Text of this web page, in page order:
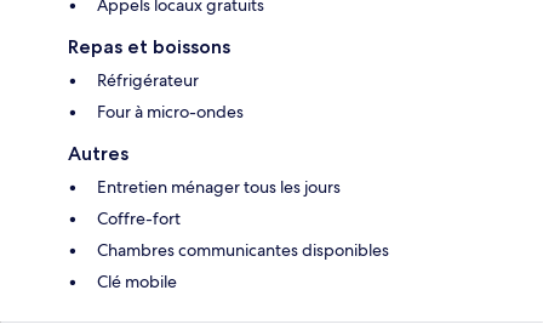
Appels locaux gratuits
Repas et boissons
Réfrigérateur
Four à micro-ondes
Autres
Entretien ménager tous les jours
Coffre-fort
Chambres communicantes disponibles
Clé mobile